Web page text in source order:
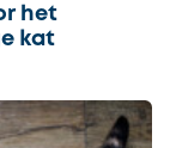
het
kat